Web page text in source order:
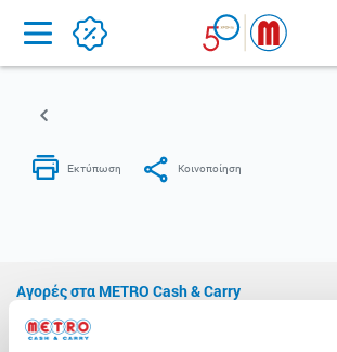
Home
Αγορές στα METRO Cash & Carry
Εμπειρία METRO Cash & Carry